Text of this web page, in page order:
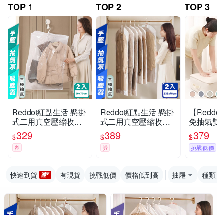
TOP 1
Reddot紅點生活 懸掛
式二用真空壓縮收納
袋(短款2入組)
$329
券
TOP 2
Reddot紅點生活 懸掛
式二用真空壓縮收納
袋(加長款2入組)
$389
券
TOP 3
【
免抽氣
收納
+加大
$379
挑戰低價
快速到貨 有現貨 挑戰低價 價格低到高 抽屜 種類